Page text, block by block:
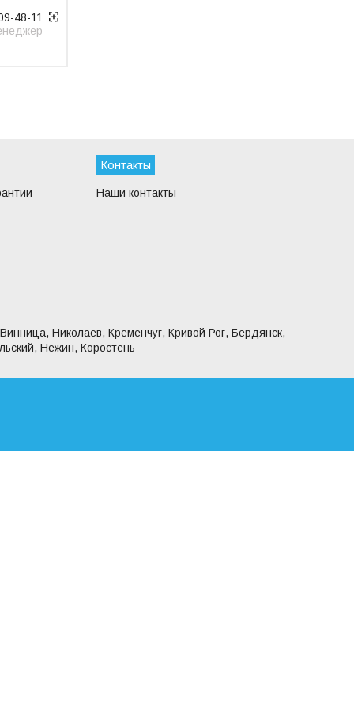
48-11
Контакты
Наши контакты
Николаев, Кременчуг, Кривой Рог, Бердянск,
Нежин, Коростень